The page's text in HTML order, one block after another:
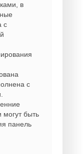
в
с
с
могут быть
панель